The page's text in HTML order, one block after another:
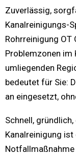
Zuverlässig,
Kanalreinigungs-
Rohrreinigung OT
Problemzonen im
umliegenden
bedeutet für Sie:
an eingesetzt,
Schnell,
Kanalreinigung